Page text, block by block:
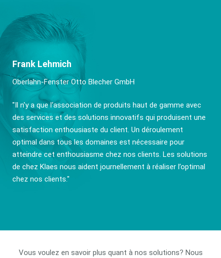
Frank Lehmich
Oberlahn-Fenster Otto Blecher GmbH
"Il n'y a que l‘association de produits haut de gamme avec
des services et des solutions innovatifs qui produisent une
satisfaction enthousiaste du client. Un déroulement
optimal dans tous les domaines est nécessaire pour
atteindre cet enthousiasme chez nos clients. Les solutions
de chez Klaes nous aident journellement à réaliser l’optimal
chez nos clients."
Vous voulez en savoir plus quant à nos solutions? Nous